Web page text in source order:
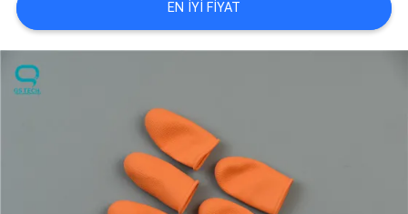
HARITASI
PRIVACY
EN IYI FIYAT